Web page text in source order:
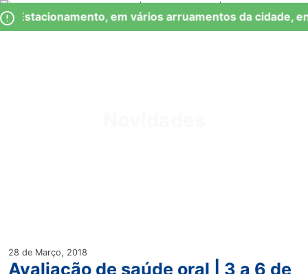
Observação:
este
Skip
to
Estacionamento, em vários arruamentos da cidade,
28 de Março, 2018
Avaliação de saúde oral | 3 a 6 de